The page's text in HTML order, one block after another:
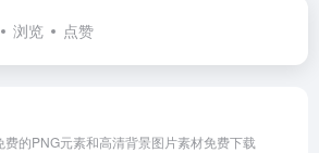
浏览 点赞
费的PNG元素和高清背景图片素材免费下载